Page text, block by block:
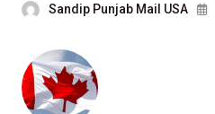
Sandip Punjab Mail USA